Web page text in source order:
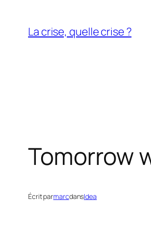
contenu
La crise, quelle crise ?
Tomorrow
Écrit parmarcdansIdea